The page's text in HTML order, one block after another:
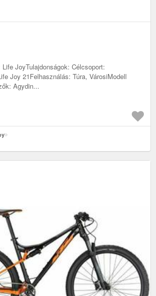
JoyTulajdonságok: Célcsoport:
Joy 21Felhasználás: Túra, VárosiModell
Agydin...